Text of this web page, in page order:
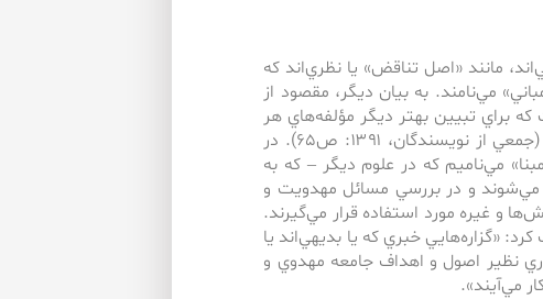
مانند «اصل تناقض» يا نظري‌اند كه
مي‌نامند. به ‌بيان ديگر، مقصود از
‌براي تبيين بهتر ديگر مؤلفه‌هاي هر
نظام فكري، مانند اصول، اهداف و روش‌ها به‌كار مي‌روند (جمعي از نويسندگان، ۱۳۹۱: ص۶۵). در
مي‌ناميم ‌كه ‌در علوم ديگر – ‌كه ‌به‌
مي‌شوند و در بررسي مسائل مهدويت و
و غيره مورد استفاده قرار مي‌گيرند.
«گزاره‌هايي خبري ‌كه ‌يا بديهي‌اند يا
نظير اصول و اهداف جامعه مهدوي و
مي‌آيند».